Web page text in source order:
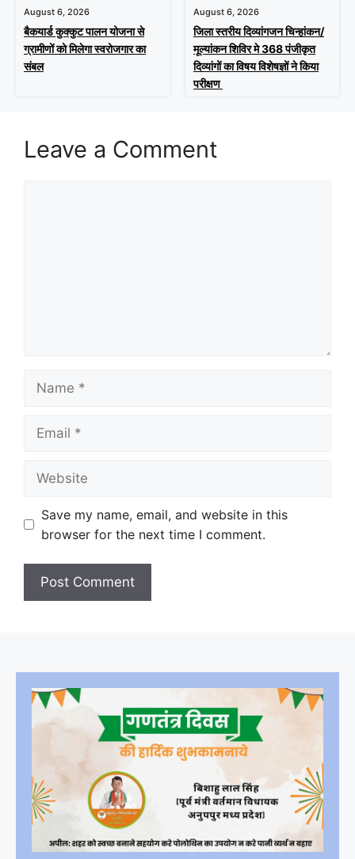
August 6, 2026
बैकयार्ड कुक्कुट पालन योजना से
ग्रामीणों को मिलेगा स्वरोजगार का
संबल
August 6, 2026
जिला स्तरीय दिव्यांगजन चिन्हांकन/
मूल्यांकन शिविर मे 368 पंजीकृत
दिव्यांगों का विषय विशेषज्ञों ने किया
परीक्षण
Leave a Comment
Save my name, email, and website in this
browser for the next time I comment.